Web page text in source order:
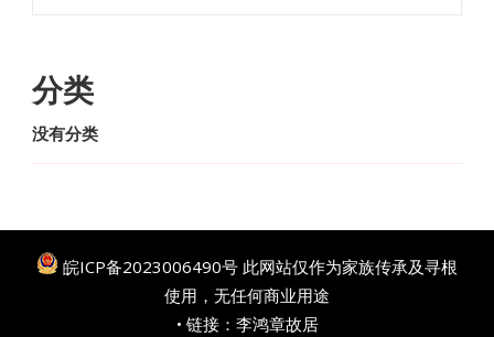
分类
没有分类
皖ICP备2023006490号 此网站仅作为家族传承及寻根
使用，无任何商业用途
• 链接： 李鸿章故居